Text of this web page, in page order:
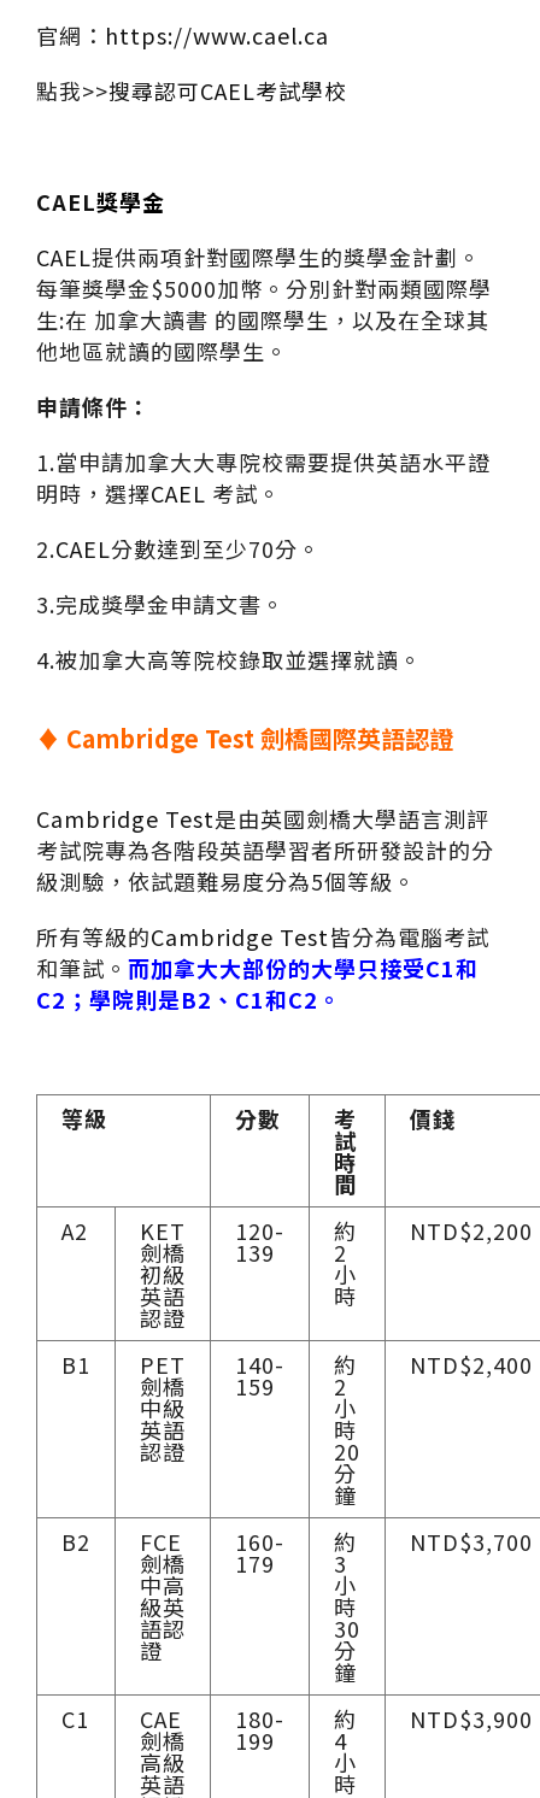
官網： https://www.cael.ca
點我>>搜尋認可CAEL考試學校
CAEL獎學金
CAEL提供兩項針對國際學生的獎學金計劃。
每筆獎學金$5000加幣。分別針對兩類國際學
生:在 加拿大讀書 的國際學生，以及在全球其
他地區就讀的國際學生。
申請條件：
1.當申請加拿大大專院校需要提供英語水平證
明時，選擇CAEL 考試。
2.CAEL分數達到至少70分。
3.完成獎學金申請文書。
4.被加拿大高等院校錄取並選擇就讀。
♦ Cambridge Test劍橋國際英語認證
Cambridge Test是由英國劍橋大學語言測評
考試院專為各階段英語學習者所研發設計的分
級測驗，依試題難易度分為5個等級。
所有等級的Cambridge Test皆分為電腦考試
和筆試。 而加拿大大部份的大學只接受C1和
C2；學院則是B2、C1和C2。
等級 分數 考
試
時
間
價錢
A2 KET
劍橋
初級
英語
認證
120-
139
約
2
小
時
NTD$2,200
B1 PET
劍橋
中級
英語
認證
140-
159
約
2
小
時
20
分
鐘
NTD$2,400
B2 FCE
劍橋
中高
級英
語認
證
160-
179
約
3
小
時
30
分
鐘
NTD$3,700
C1 CAE
劍橋
高級
英語
180-
199
約
4
小
時
NTD$3,900